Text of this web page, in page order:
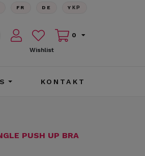
FR DE YКР
Wishlist
0
KONTAKT
PUSH UP BRA